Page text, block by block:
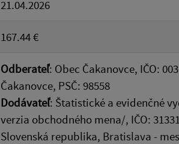
21.04.2026
167.44 €
Odberateľ: Obec Čakanovce, IČO:
Čakanovce, PSČ: 98558
Dodávateľ: Štatistické a evidenčné
verzia obchodného mena/, IČO:
Slovenská republika, Bratislava -